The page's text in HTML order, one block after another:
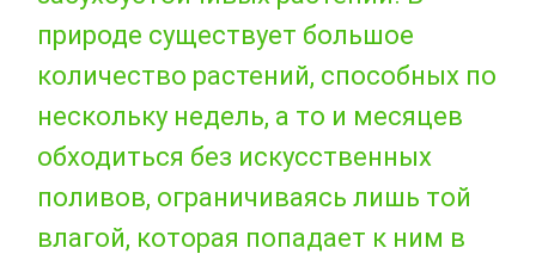
природе существует большое
количество растений, способных по
нескольку недель, а то и месяцев
обходиться без искусственных
поливов, ограничиваясь лишь той
влагой, которая попадает к ним в